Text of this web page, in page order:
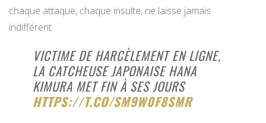
chaque attaque, chaque insulte, ne laisse jamais
indifférent.
VICTIME DE HARCÈLEMENT EN LIGNE,
LA CATCHEUSE JAPONAISE HANA
KIMURA MET FIN À SES JOURS
HTTPS://T.CO/SM9W0F8SMR